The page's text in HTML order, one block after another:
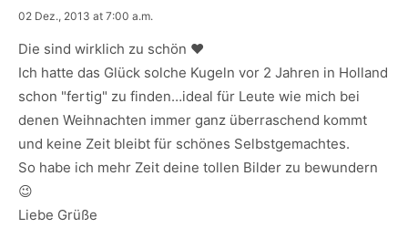
says:
02 Dez., 2013 at 7:00 a.m.
Die sind wirklich zu schön ♥
Ich hatte das Glück solche Kugeln vor 2 Jahren in Holland
schon "fertig" zu finden…ideal für Leute wie mich bei
denen Weihnachten immer ganz überraschend kommt
und keine Zeit bleibt für schönes Selbstgemachtes.
So habe ich mehr Zeit deine tollen Bilder zu bewundern
😉
Liebe Grüße